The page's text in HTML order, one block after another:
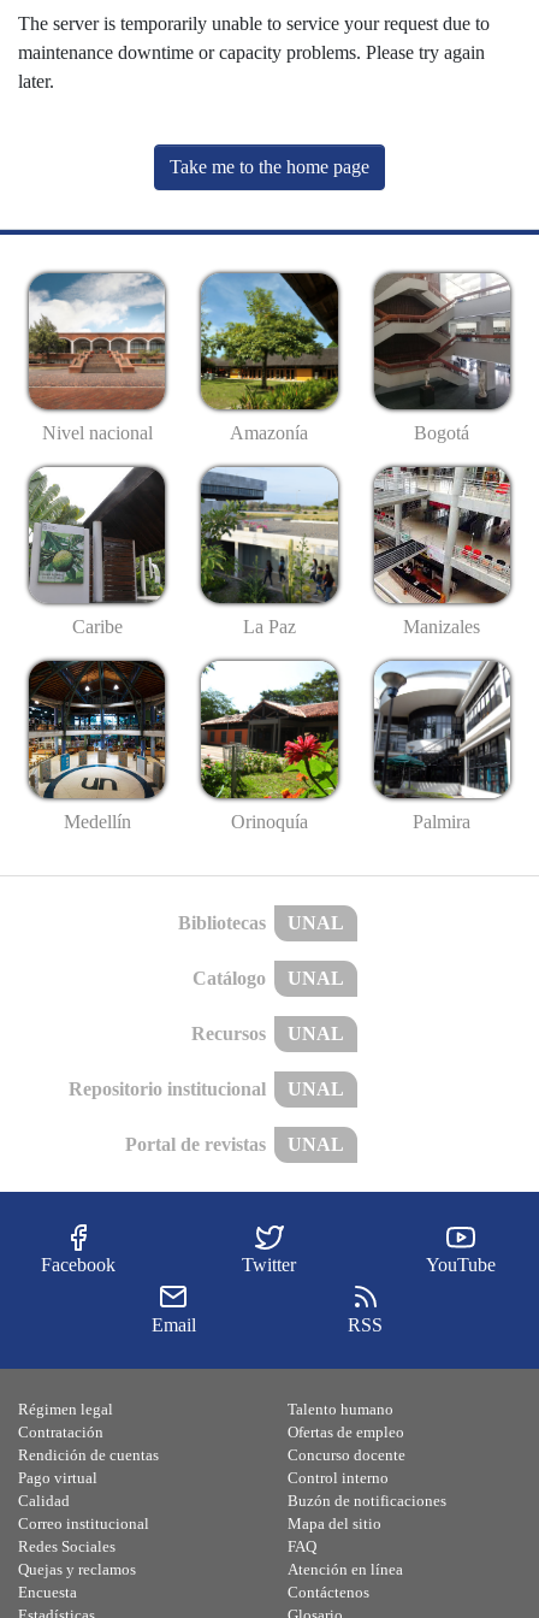
The server is temporarily unable to service your request due to
maintenance downtime or capacity problems. Please try again
later.
Take me to the home page
Nivel nacional Amazonía Bogotá
Caribe La Paz Manizales
Medellín Orinoquía Palmira
Bibliotecas UNAL
Catálogo UNAL
Recursos UNAL
Repositorio institucional UNAL
Portal de revistas UNAL
Facebook Twitter YouTube
Email RSS
Régimen legal
Contratación
Rendición de cuentas
Pago virtual
Calidad
Talento humano
Ofertas de empleo
Concurso docente
Control interno
Buzón de notificaciones
Correo institucional
Redes Sociales
Quejas y reclamos
Encuesta
Mapa del sitio
FAQ
Atención en línea
Contáctenos